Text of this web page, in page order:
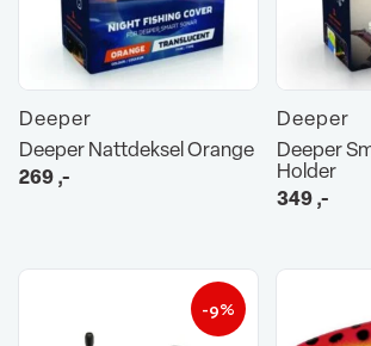
Deeper
Deeper Nattdeksel Orange
269,-
Deeper
Deeper
Holder
349,-
-9%